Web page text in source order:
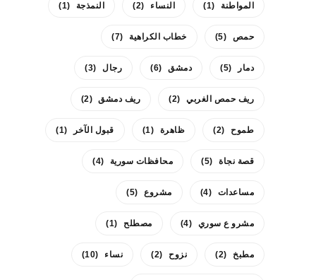
المواطنة (1) النساء (2) النمذجة (1)
حمص (5) خطاب الكراهية (7)
دمار (5) دمشق (6) رجال (3)
ريف حمص الغربي (2) ريف دمشق (2)
طموح (2) ظاهرة (1) قبول الآخر (1)
قصة نجاة (5) محافظات سورية (4)
مساعدات (4) مشروع (5)
مشرو ع سوري (4) مصطلح (1)
مطبخ (2) نزوح (2) نساء (10)